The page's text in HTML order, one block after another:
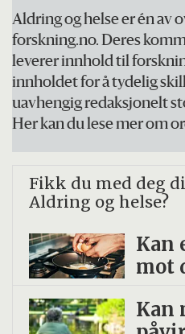
Aldring og helse er én av
forskning.no. Deres
leverer innhold til
innholdet for å tydelig
uavhengig redaksjonelt
Her kan du lese mer om
Fikk du med deg
Aldring og helse?
Kan
mot
Kan